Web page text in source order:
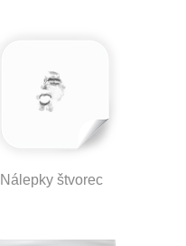
Nálepky štvorec